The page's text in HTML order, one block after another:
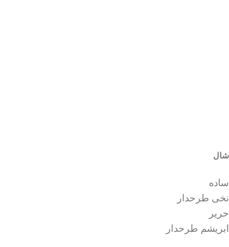
شال
ساده
نخی طرحدار
حریر
ابریشم طرحدار